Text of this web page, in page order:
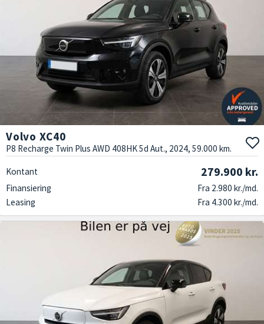
Volvo XC40
P8 Recharge Twin Plus AWD 408HK 5d Aut., 2024, 59.000 km.
Kontant 279.900 kr.
Finansiering
Fra 2.980 kr./md.
Leasing
Fra 4.300 kr./md.